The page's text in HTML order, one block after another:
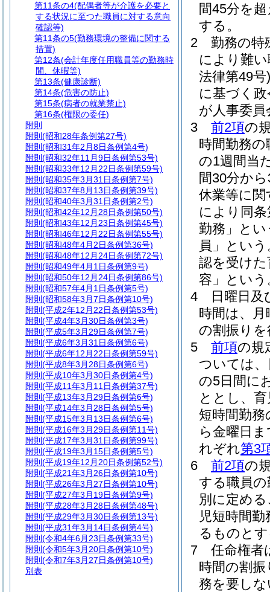
間45分を
する。
2
勤務の特
により難
法律第49号)
に基づく
が人事委
3
前2項の
時間勤務
の1週間当
間30分か
休業等に関
により同
勤務」とい
員」という
認を受け
容」という
4
日曜日
時間は、
の割振り
5
前項の規
ついては
の5日間に
ととし、
短時間勤
ら金曜日
れぞれ第3
6
前2項の
する職員
別に定め
児短時間
るものと
7
任命権者
時間の割
務を要しな
第11条の4(配偶者等が介護を必要と
する状況に至つた職員に対する意向
確認等)
第11条の5(勤務環境の整備に関する
措置)
第12条(会計年度任用職員等の勤務時
間、休暇等)
第13条(健康診断)
第14条(危害の防止)
第15条(病者の就業禁止)
第16条(権限の委任)
附則
附則 (昭和28年条例第27号)
附則 (昭和31年2月8日条例第4号)
附則 (昭和32年11月9日条例第53号)
附則 (昭和33年12月22日条例第59号)
附則 (昭和35年3月31日条例第7号)
附則 (昭和37年8月13日条例第39号)
附則 (昭和40年3月31日条例第2号)
附則 (昭和42年12月28日条例第50号)
附則 (昭和43年12月23日条例第45号)
附則 (昭和46年12月22日条例第55号)
附則 (昭和48年4月2日条例第36号)
附則 (昭和48年12月24日条例第72号)
附則 (昭和49年4月1日条例第9号)
附則 (昭和50年12月24日条例第86号)
附則 (昭和57年4月1日条例第5号)
附則 (昭和58年3月7日条例第10号)
附則 (平成2年12月22日条例第53号)
附則 (平成4年3月30日条例第3号)
附則 (平成5年3月29日条例第7号)
附則 (平成6年3月31日条例第6号)
附則 (平成6年12月22日条例第59号)
附則 (平成8年3月28日条例第6号)
附則 (平成10年3月30日条例第4号)
附則 (平成11年3月11日条例第37号)
附則 (平成13年3月29日条例第6号)
附則 (平成14年3月28日条例第5号)
附則 (平成15年3月13日条例第6号)
附則 (平成16年3月29日条例第11号)
附則 (平成17年3月31日条例第99号)
附則 (平成19年3月15日条例第5号)
附則 (平成19年12月20日条例第52号)
附則 (平成21年3月26日条例第10号)
附則 (平成26年3月27日条例第10号)
附則 (平成27年3月19日条例第9号)
附則 (平成28年3月28日条例第48号)
附則 (平成29年3月30日条例第13号)
附則 (平成31年3月14日条例第4号)
附則 (令和4年6月23日条例第33号)
附則 (令和5年3月20日条例第10号)
附則 (令和7年3月27日条例第10号)
別表